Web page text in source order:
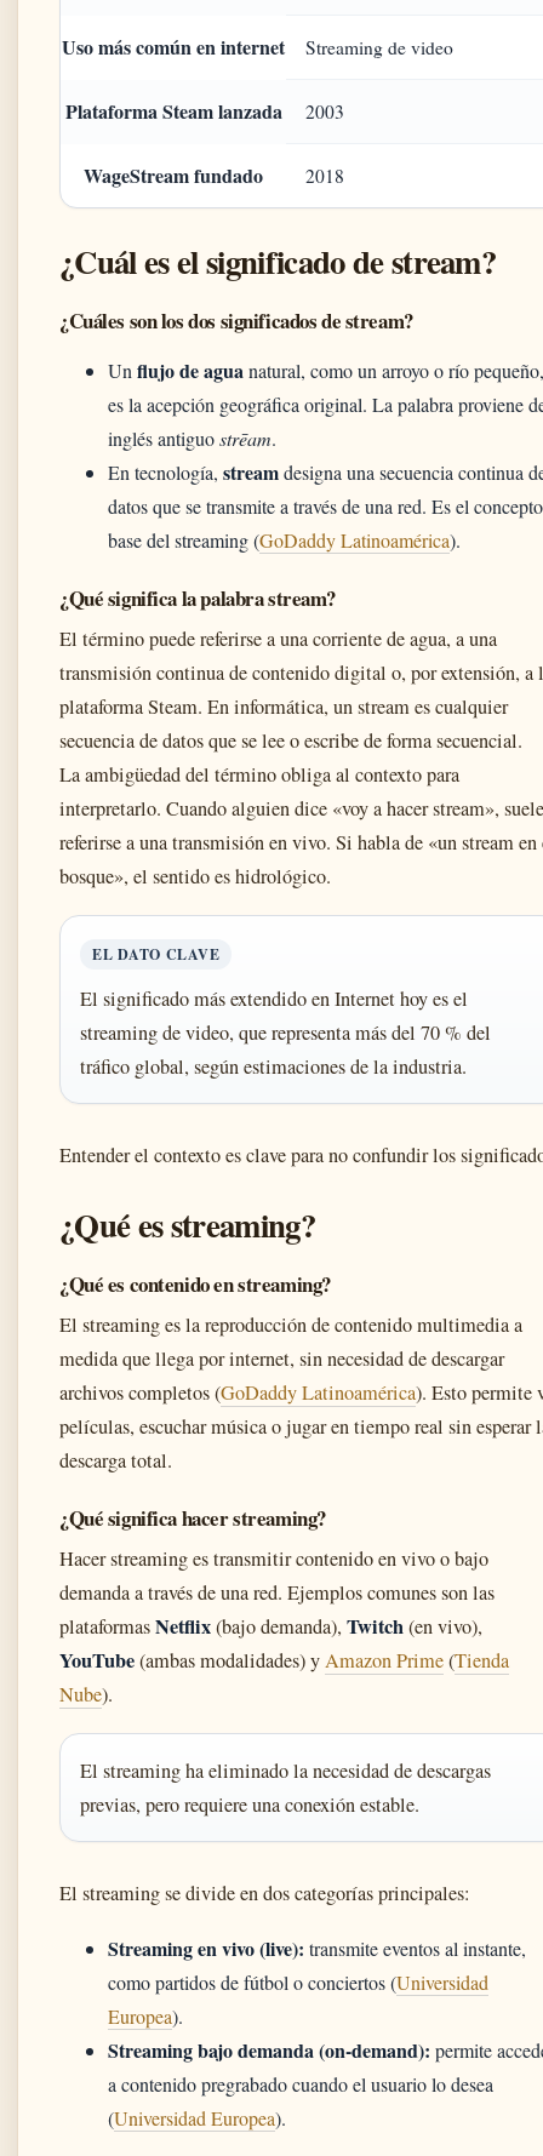
Uso más común en internet Streaming de video
Plataforma Steam lanzada 2003
WageStream fundado 2018
¿Cuál es el significado de stream?
¿Cuáles son los dos significados de stream?
Unflujo de aguanatural, como un arroyo o río pequeño,
es la acepción geográfica original. La palabra proviene
inglés antiguostrēam.
En tecnología, streamdesigna una secuencia continua
datos que se transmite a través de una red. Es el concepto
base del streaming (GoDaddy Latinoamérica).
¿Qué significa la palabra stream?
El término puede referirse a una corriente de agua, a una
transmisión continua de contenido digital o, por extensión, a
plataforma Steam. En informática, un stream es cualquier
secuencia de datos que se lee o escribe de forma secuencial.
La ambigüedad del término obliga al contexto para
interpretarlo. Cuando alguien dice «voy a hacer stream», suele
referirse a una transmisión en vivo. Si habla de «un stream en
bosque», el sentido es hidrológico.
EL DATO CLAVE
El significado más extendido en Internet hoy es el
streaming de video, que representa más del 70 % del
tráfico global, según estimaciones de la industria.
Entender el contexto es clave para no confundir los
¿Qué es streaming?
¿Qué es contenido en streaming?
El streaming es la reproducción de contenido multimedia a
medida que llega por internet, sin necesidad de descargar
archivos completos (GoDaddy Latinoamérica). Esto permite
películas, escuchar música o jugar en tiempo real sin esperar
descarga total.
¿Qué significa hacer streaming?
Hacer streaming es transmitir contenido en vivo o bajo
demanda a través de una red. Ejemplos comunes son las
plataformasNetflix(bajo demanda), Twitch(en vivo),
YouTube(ambas modalidades) yAmazon Prime(Tienda
Nube).
El streaming ha eliminado la necesidad de descargas
previas, pero requiere una conexión estable.
El streaming se divide en dos categorías principales:
Streaming en vivo (live): transmite eventos al instante,
como partidos de fútbol o conciertos (Universidad
Europea).
Streaming bajo demanda (on-demand): permite
a contenido pregrabado cuando el usuario lo desea
(Universidad Europea).